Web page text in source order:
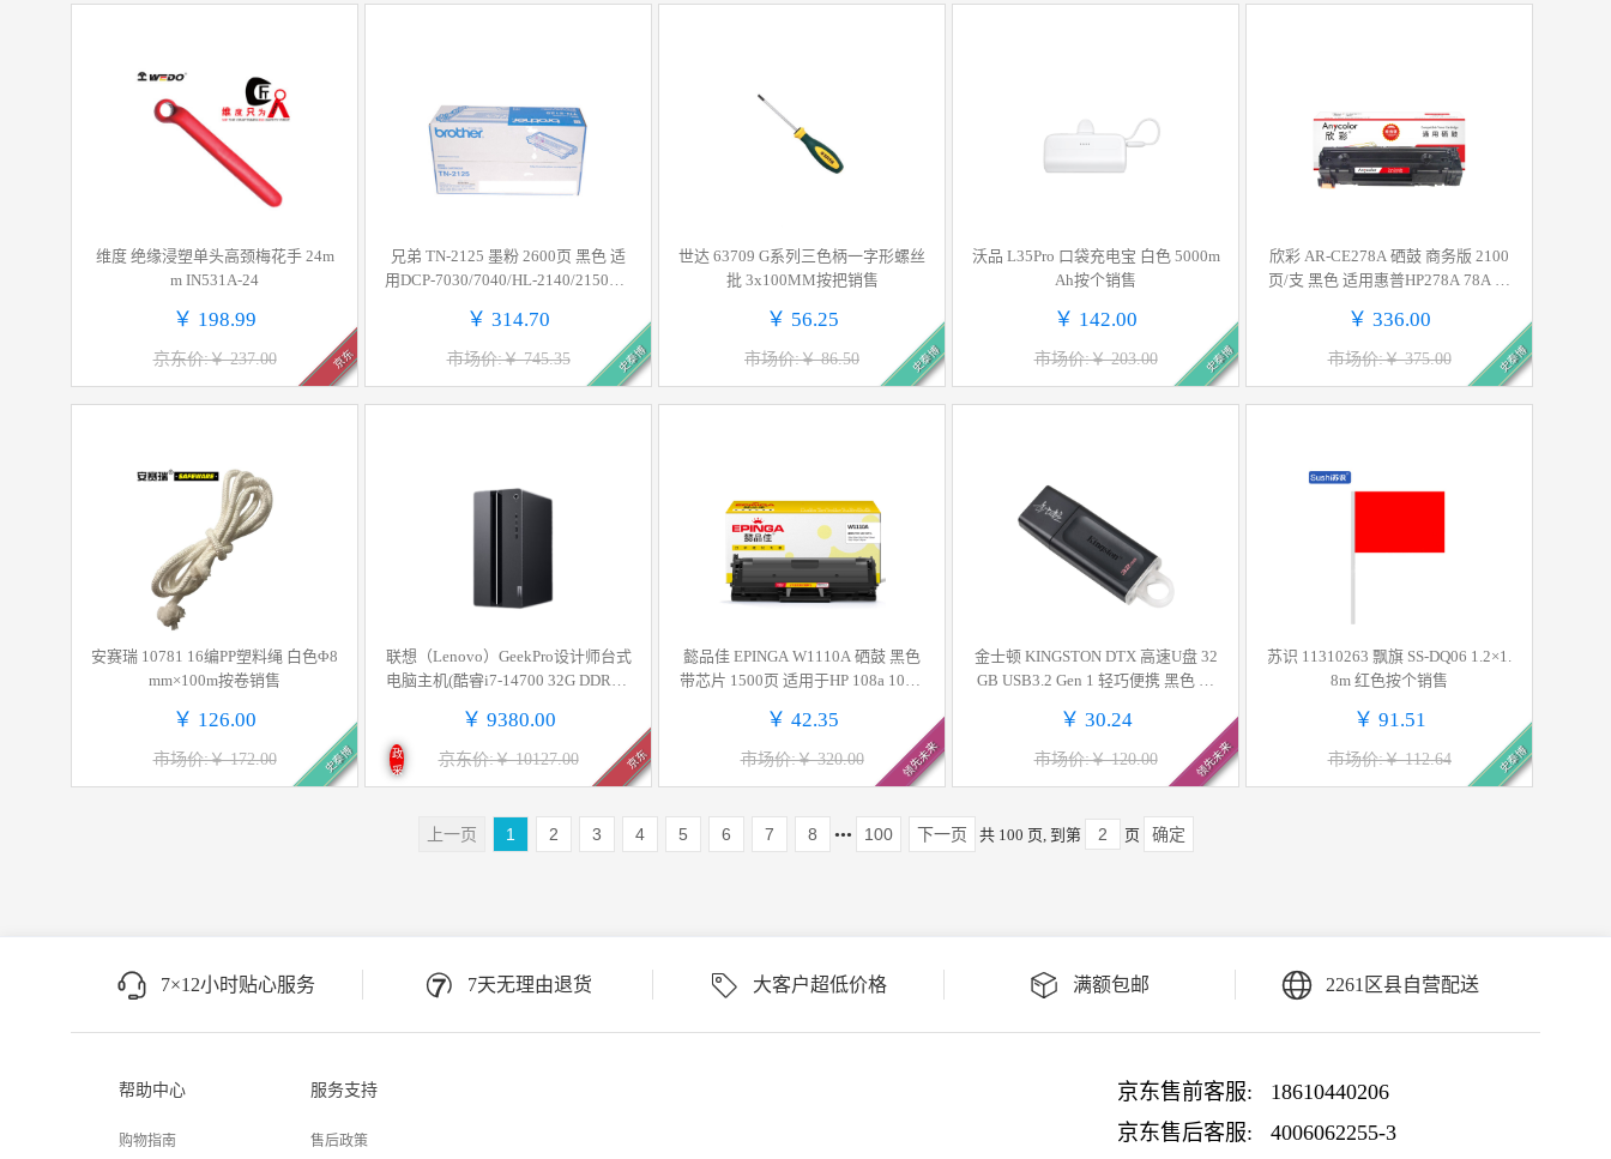
维度 绝缘浸塑单头高颈梅花手 24m
m IN531A-24
￥ 198.99
京东价:￥ 237.00 京东
兄弟 TN-2125 墨粉 2600页 黑色 适
用DCP-7030/7040/HL-2140/2150N/2
销售
￥ 314.70
市场价:￥ 745.35 史泰博
世达 63709 G系列三色柄一字形螺丝
批 3x100MM按把销售
￥ 56.25
市场价:￥ 86.50 史泰博
沃品 L35Pro 口袋充电宝 白色 5000m
Ah按个销售
￥ 142.00
市场价:￥ 203.00 史泰博
欣彩 AR-CE278A 硒鼓 商务版 2100
页/支 黑色 适用惠普HP278A 78A P1
￥ 336.00
市场价:￥ 375.00 史泰博
安赛瑞 10781 16编PP塑料绳 白色Φ8
mm×100m按卷销售
￥ 126.00
市场价:￥ 172.00 史泰博
联想（Lenovo）GeekPro设计师台式
电脑主机(酷睿i7-14700 32G DDR5 1
￥ 9380.00
京东价:￥ 10127.00
政
采
京东
懿品佳 EPINGA W1110A 硒鼓 黑色
带芯片 1500页 适用于HP 108a 108w
w 计价单位:个
￥ 42.35
市场价:￥ 320.00 领先未来
金士顿 KINGSTON DTX 高速U盘 32
GB USB3.2 Gen 1 轻巧便携 黑色 计
￥ 30.24
市场价:￥ 120.00 领先未来
苏识 11310263 飘旗 SS-DQ06 1.2×1.
8m 红色按个销售
￥ 91.51
市场价:￥ 112.64 史泰博
上一页 1 2 3 4 5 6 7 8 ••• 100 下一页 共 100 页, 到第 页 确定
7×12小时贴心服务 7天无理由退货 大客户超低价格 满额包邮 2261区县自营配送
帮助中心
购物指南
服务支持
售后政策
京东售前客服:
18610440206
京东售后客服:
4006062255-3